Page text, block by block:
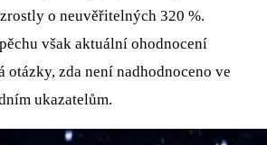
o neuvěřitelných 320 %.
však aktuální ohodnocení
zda není nadhodnoceno ve
ukazatelům.